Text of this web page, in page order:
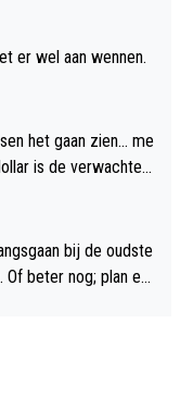
er wel aan wennen.
het gaan zien... me
is de verwachte
bij de oudste